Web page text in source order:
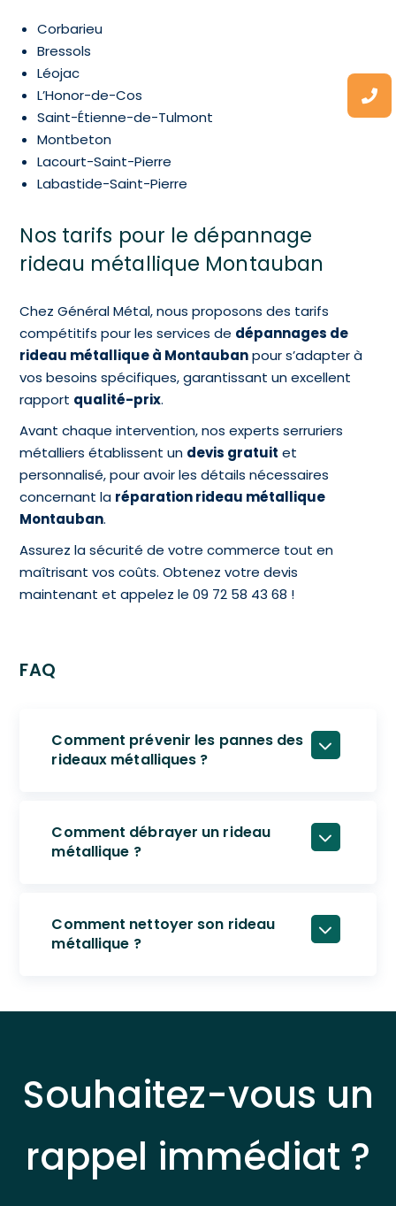
Corbarieu
Bressols
Léojac
L’Honor-de-Cos
Saint-Étienne-de-Tulmont
Montbeton
Lacourt-Saint-Pierre
Labastide-Saint-Pierre
Nos tarifs pour le dépannage
rideau métallique Montauban
Chez Général Métal, nous proposons des tarifs
compétitifs pour les services de dépannages de
rideau métallique à Montaubanpour s’adapter à
vos besoins spécifiques, garantissant un excellent
rapport qualité-prix.
Avant chaque intervention, nos experts serruriers
métalliers établissent un devis gratuit et
personnalisé, pour avoir les détails nécessaires
concernant la réparation rideau métallique
Montauban.
Assurez la sécurité de votre commerce tout en
maîtrisant vos coûts. Obtenez votre devis
maintenant et appelez le 09 72 58 43 68 !
FAQ
Comment prévenir les pannes des
rideaux métalliques ?
Comment débrayer un rideau
métallique ?
Comment nettoyer son rideau
métallique ?
Souhaitez-vous un
rappel immédiat ?